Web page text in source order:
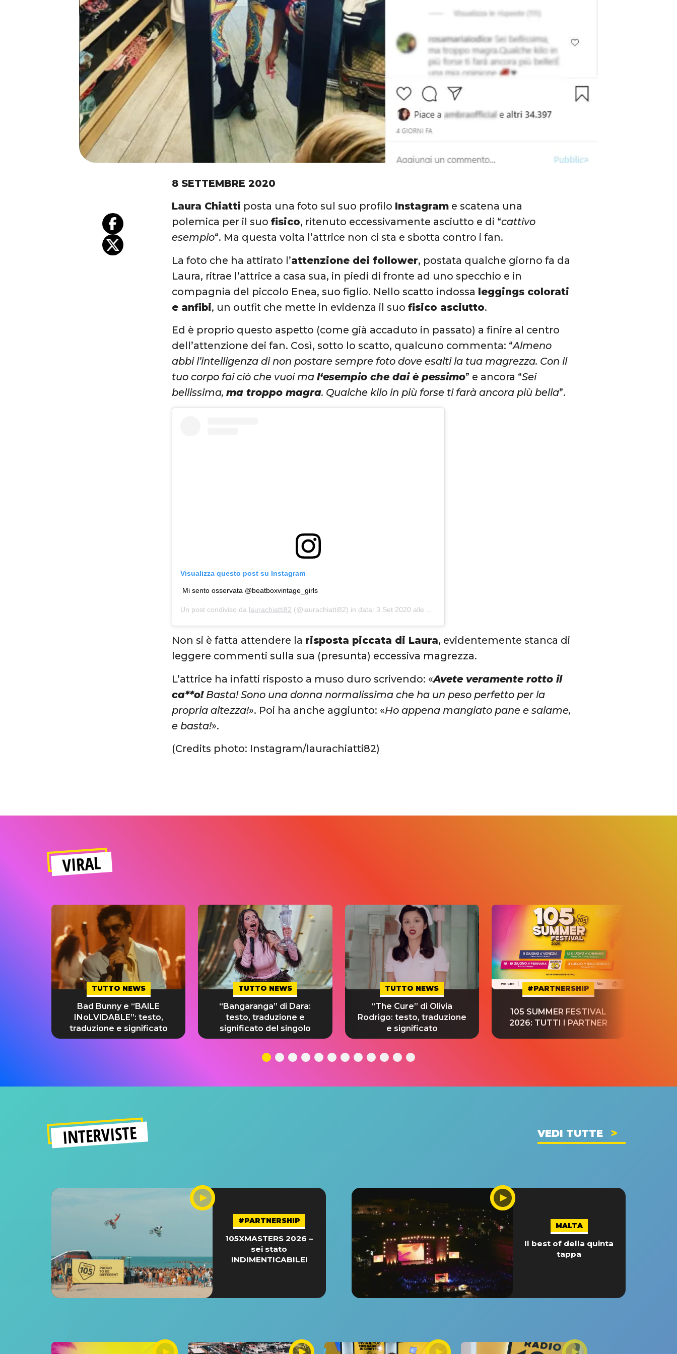
8 SETTEMBRE 2020
Laura Chiatti posta una foto sul suo profilo Instagram e scatena una
polemica per il suofisico, ritenuto eccessivamente asciutto e di “cattivo
esempio“. Ma questa volta l’attrice non ci sta e sbotta contro i fan.
La foto che ha attirato l’attenzione dei follower, postata qualche giorno fa da
Laura, ritrae l’attrice a casa sua, in piedi di fronte ad uno specchio e in
compagnia del piccolo Enea, suo figlio. Nello scatto indossa leggings colorati
e anfibi, un outfit che mette in evidenza il suofisico asciutto.
Ed è proprio questo aspetto (come già accaduto in passato) a finire al centro
dell’attenzione dei fan. Così, sotto lo scatto, qualcuno commenta: “Almeno
abbi l’intelligenza di non postare sempre foto dove esalti la tua magrezza. Con il
tuo corpo fai ciò che vuoi mal‘esempio che dai è pessimo” e ancora “Sei
bellissima,ma troppo magra. Qualche kilo in più forse ti farà ancora più bella”.
Visualizza questo post su Instagram
Mi sento osservata @beatboxvintage_girls
Un post condiviso da laurachiatti82 (@laurachiatti82) in data: 3 Set 2020 alle ore 9:07 PDT
Non si è fatta attendere la risposta piccata di Laura, evidentemente stanca di
leggere commenti sulla sua (presunta) eccessiva magrezza.
L’attrice ha infatti risposto a muso duro scrivendo: «Avete veramente rotto il
ca**o!Basta! Sono una donna normalissima che ha un peso perfetto per la
propria altezza!». Poi ha anche aggiunto: «Ho appena mangiato pane e salame,
e basta!».
(Credits photo: Instagram/laurachiatti82)
VIRAL
TUTTO NEWS
Bad Bunny e “BAILE
INoLVIDABLE”: testo,
traduzione e significato
TUTTO NEWS
“Bangaranga” di Dara:
testo, traduzione e
significato del singolo
TUTTO NEWS
“The Cure” di Olivia
Rodrigo: testo, traduzione
e significato
#PARTNERSHIP
105 SUMMER FESTIVAL
2026: TUTTI I PARTNER
INTERVISTE VEDI TUTTE
#PARTNERSHIP
105XMASTERS 2026 –
sei stato
INDIMENTICABILE!
MALTA
Il best of della quinta
tappa